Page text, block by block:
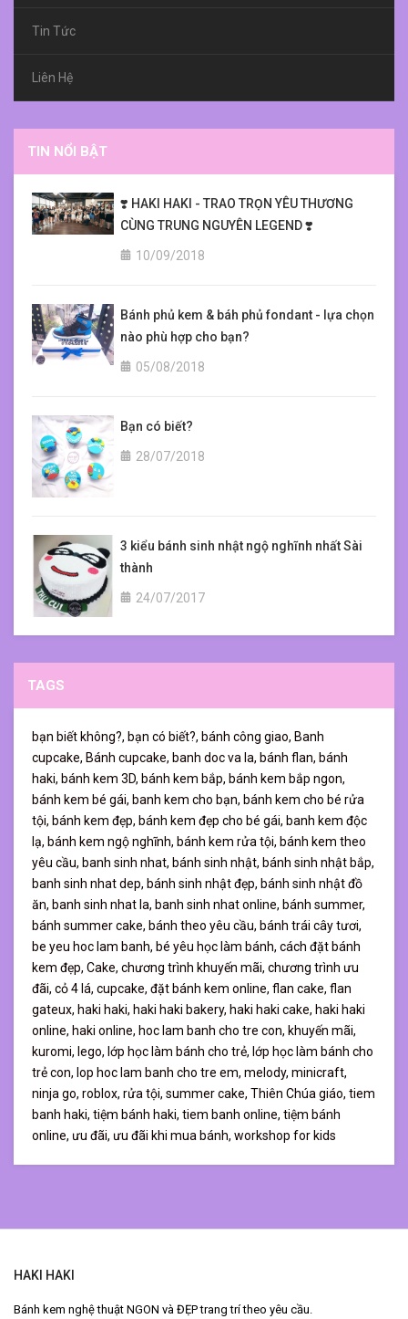
Tin Tức
Liên Hệ
TIN NỔI BẬT
❣️ HAKI HAKI - TRAO TRỌN YÊU THƯƠNG
CÙNG TRUNG NGUYÊN LEGEND ❣️
10/09/2018
Bánh phủ kem & báh phủ fondant - lựa chọn
nào phù hợp cho bạn?
05/08/2018
Bạn có biết?
28/07/2018
3 kiểu bánh sinh nhật ngộ nghĩnh nhất Sài
thành
24/07/2017
TAGS
bạn biết không?, bạn có biết?, bánh công giao, Banh
cupcake, Bánh cupcake, banh doc va la, bánh flan, bánh
haki, bánh kem 3D, bánh kem bắp, bánh kem bắp ngon,
bánh kem bé gái, banh kem cho bạn, bánh kem cho bé rửa
tội, bánh kem đẹp, bánh kem đẹp cho bé gái, banh kem độc
lạ, bánh kem ngộ nghĩnh, bánh kem rửa tội, bánh kem theo
yêu cầu, banh sinh nhat, bánh sinh nhật, bánh sinh nhật bắp,
banh sinh nhat dep, bánh sinh nhật đẹp, bánh sinh nhật đồ
ăn, banh sinh nhat la, banh sinh nhat online, bánh summer,
bánh summer cake, bánh theo yêu cầu, bánh trái cây tươi,
be yeu hoc lam banh, bé yêu học làm bánh, cách đặt bánh
kem đẹp, Cake, chương trình khuyến mãi, chương trình ưu
đãi, cỏ 4 lá, cupcake, đặt bánh kem online, flan cake, flan
gateux, haki haki, haki haki bakery, haki haki cake, haki haki
online, haki online, hoc lam banh cho tre con, khuyến mãi,
kuromi, lego, lớp học làm bánh cho trẻ, lớp học làm bánh cho
trẻ con, lop hoc lam banh cho tre em, melody, minicraft,
ninja go, roblox, rửa tội, summer cake, Thiên Chúa giáo, tiem
banh haki, tiệm bánh haki, tiem banh online, tiệm bánh
online, ưu đãi, ưu đãi khi mua bánh, workshop for kids
HAKI HAKI
Bánh kem nghệ thuật NGON và ĐẸP trang trí theo yêu cầu.